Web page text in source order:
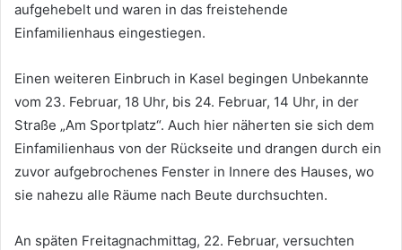
aufgehebelt und waren in das freistehende
Einfamilienhaus eingestiegen.
Einen weiteren Einbruch in Kasel begingen Unbekannte
vom 23. Februar, 18 Uhr, bis 24. Februar, 14 Uhr, in der
Straße „Am Sportplatz“. Auch hier näherten sie sich dem
Einfamilienhaus von der Rückseite und drangen durch ein
zuvor aufgebrochenes Fenster in Innere des Hauses, wo
sie nahezu alle Räume nach Beute durchsuchten.
An späten Freitagnachmittag, 22. Februar, versuchten